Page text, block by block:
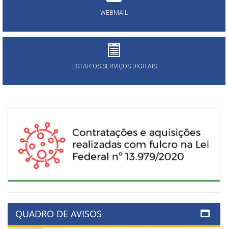
WEBMAIL
LISTAR OS SERVIÇOS DIGITAIS
QUADRO DE AVISOS